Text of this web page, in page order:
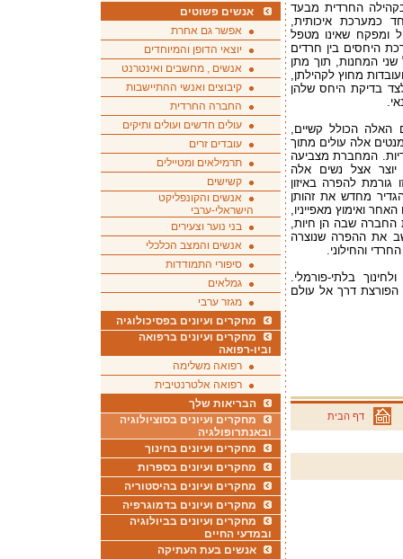
החרדית מבעד
כמערכת איכותית,
ומפקח שאינו מטפל
היחסים בין חרדים
שני המחנות, תוך מתן
מחוץ לקהילתן,
בדיקת היחס שלהן
האלה הכולל קשיים,
אלה עולים מתוך
המחברת מצביעה
אצל נשים אלה
להפרה באיזון
מחדש את זהותן
ואימוץ מאפייניו,
החברה שבה הן חיות,
את ההפרה שנוצרה
והחילוני.
בלתי-פורמלי.
דרך אל עולם
דף הבית
אנשים פשוטים
אפשר גם אחרת
יוצאי הדופן והמיוחדים
אנשים , מחשבים ואינטרנט
קיבוצים ואנשי ההתיישבות
החברה החרדית
עולים חדשים ועולים ותיקים
עובדים זרים
תרמילאים ומטיילים
קשישים
אנשים והקונפליקט
הישראלי-ערבי
בני נוער וצעירים
אנשים והמצב הכלכלי
סיפורי התמודדות
גמלאים
מגזר ערבי
מחקרים ועיונים בפסיכולוגיה
מחקרים ועיונים ברפואה
וביו-רפואה
רפואה משלימה
רפואה אלטרנטיבית
הבריאות שלך
מחקרים ועיונים בסוציולוגיה
ובאנתרופולגיה
מחקרים ועיונים בחינוך
מחקרים ועיונים בספרות
מחקרים ועיונים בהיסטוריה
מחקרים ועיונים בדמוגרפיה
מחקרים ועיונים בביולוגיה
ובמדעי החיים
אנשים בעת העתיקה